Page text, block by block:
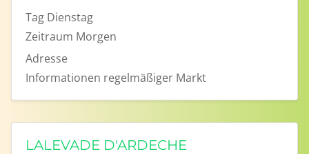
Tag Dienstag
Zeitraum Morgen
Adresse
Informationen regelmäßiger Markt
LALEVADE D'ARDECHE